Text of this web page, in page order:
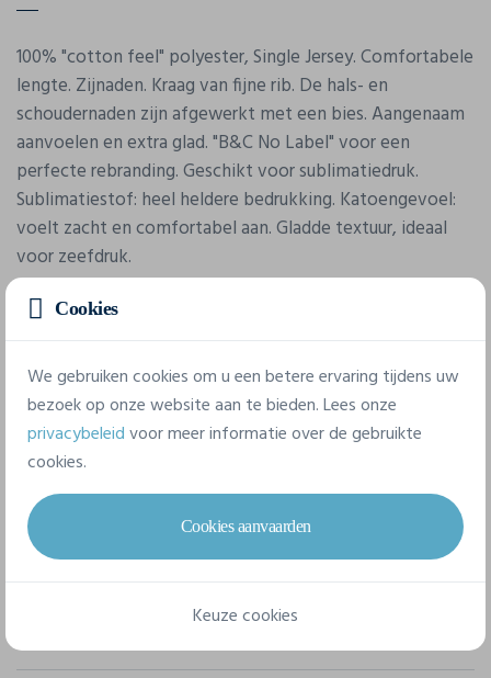
100% "cotton feel" polyester, Single Jersey. Comfortabele
lengte. Zijnaden. Kraag van fijne rib. De hals- en
schoudernaden zijn afgewerkt met een bies. Aangenaam
aanvoelen en extra glad. "B&C No Label" voor een
perfecte rebranding. Geschikt voor sublimatiedruk.
Sublimatiestof: heel heldere bedrukking. Katoengevoel:
voelt zacht en comfortabel aan. Gladde textuur, ideaal
voor zeefdruk.
Eigenschappen
Merk
B&C
TM062
Cookies
We gebruiken cookies om u een betere ervaring tijdens uw
bezoek op onze website aan te bieden. Lees onze
privacybeleidvoor meer informatie over de gebruikte
cookies.
Cookies aanvaarden
Keuze cookies